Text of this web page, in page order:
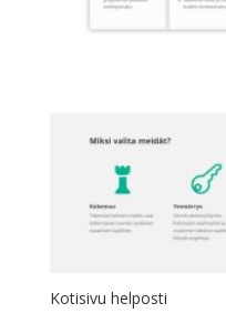
Kotisivu helposti